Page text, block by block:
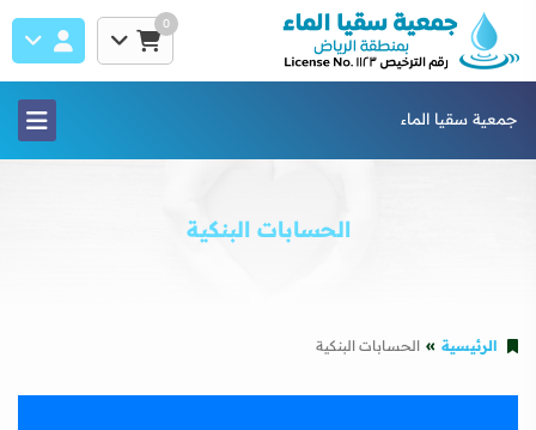
0
جمعية سقيا الماء
الحسابات البنكية
الرئيسية الحسابات البنكية